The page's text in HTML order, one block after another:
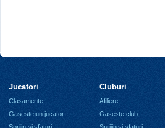
Jucatori
Clasamente
Gaseste un jucator
Cluburi
Afiliere
Gaseste club